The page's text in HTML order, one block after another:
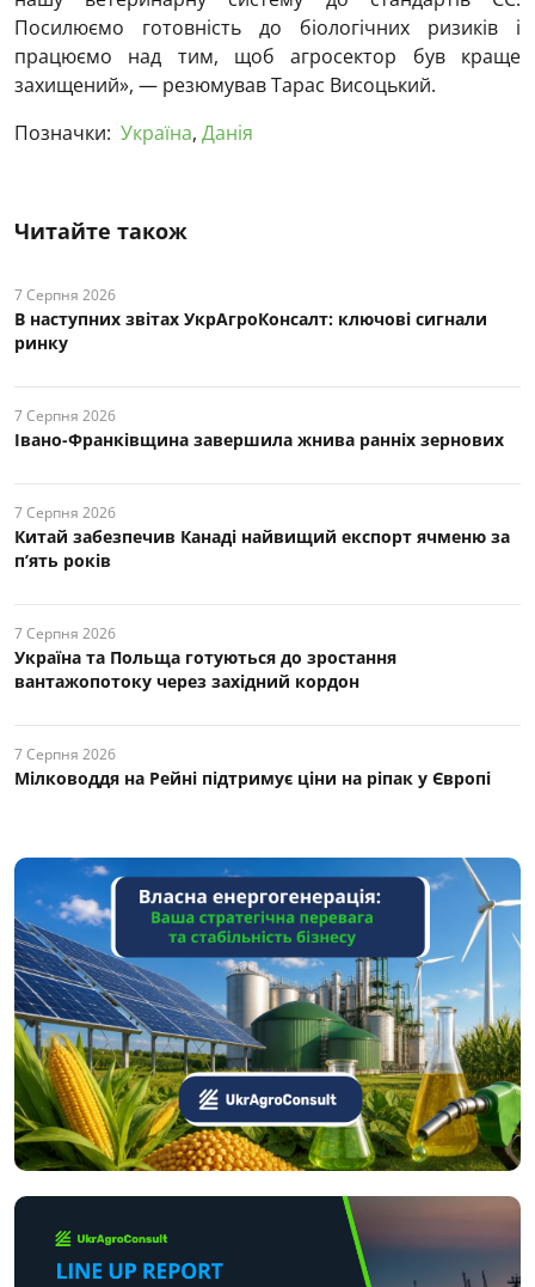
Посилюємо готовність до біологічних ризиків і
працюємо над тим, щоб агросектор був краще
захищений», — резюмував Тарас Висоцький.
Позначки: Україна, Данія
Читайте також
7 Серпня 2026
В наступних звітах УкрАгроКонсалт: ключові cигнали
ринку
7 Серпня 2026
Івано-Франківщина завершила жнива ранніх зернових
7 Серпня 2026
Китай забезпечив Канаді найвищий експорт ячменю за
п’ять років
7 Серпня 2026
Україна та Польща готуються до зростання
вантажопотоку через західний кордон
7 Серпня 2026
Мілководдя на Рейні підтримує ціни на ріпак у Європі